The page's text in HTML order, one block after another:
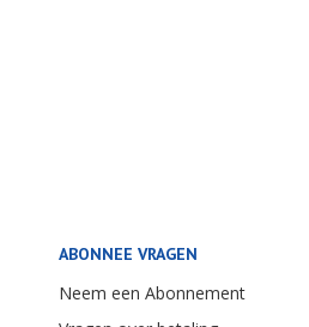
ABONNEE VRAGEN
Neem een Abonnement